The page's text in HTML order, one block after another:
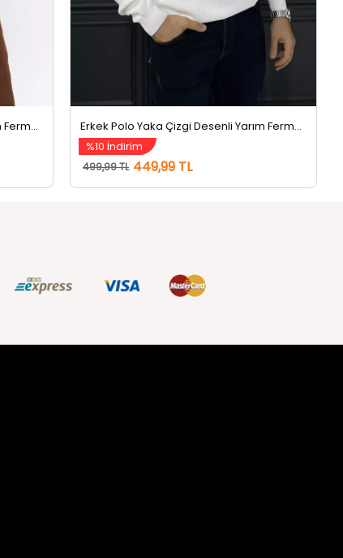
%10 İndirim
499,99 TL 449,99 TL